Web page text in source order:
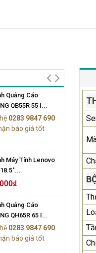
Quảng Cáo
QB55R 55 I...
0283 9847 690
báo giá tốt
Máy Tính Lenovo
Quảng Cáo
QH65R 65 I...
0283 9847 690
báo giá tốt